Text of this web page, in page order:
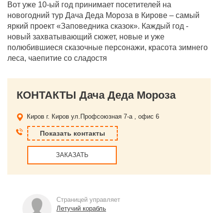
Вот уже 10-ый год принимает посетителей на
новогодний тур Дача Деда Мороза в Кирове – самый
яркий проект «Заповедника сказок». Каждый год -
новый захватывающий сюжет, новые и уже
полюбившиеся сказочные персонажи, красота зимнего
леса, чаепитие со сладостя
КОНТАКТЫ Дача Деда Мороза
Киров г. Киров ул.Профсоюзная 7-а , офис 6
Показать контакты
ЗАКАЗАТЬ
Страницей управляет
Летучий корабль